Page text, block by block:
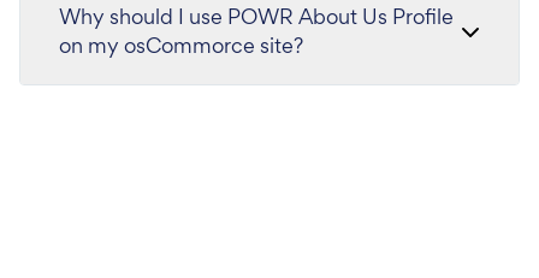
Why should I use POWR About Us Profile
on my osCommorce site?